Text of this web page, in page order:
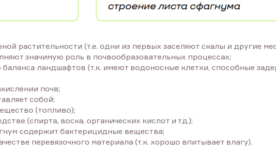
растительности (т.е. одни из первых заселяют скалы и другие
значимую роль в почвообразовательных процессах;
баланса ландшафтов (т.к. имеют водоносные клетки, способные
почв;
собой:
(топливо);
(спирта, воска, органических кислот и тд.);
содержит бактерицидные вещества;
перевязочного материала (т.к. хорошо впитывает влагу).